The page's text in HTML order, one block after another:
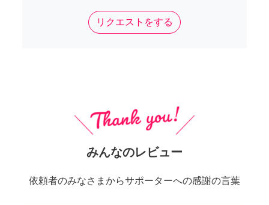
リクエストをする
みんなのレビュー
依頼者のみなさまからサポーターへの感謝の言葉